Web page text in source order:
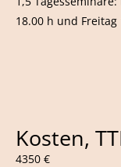
18.00 h und Freitag
Kosten,
4350 €